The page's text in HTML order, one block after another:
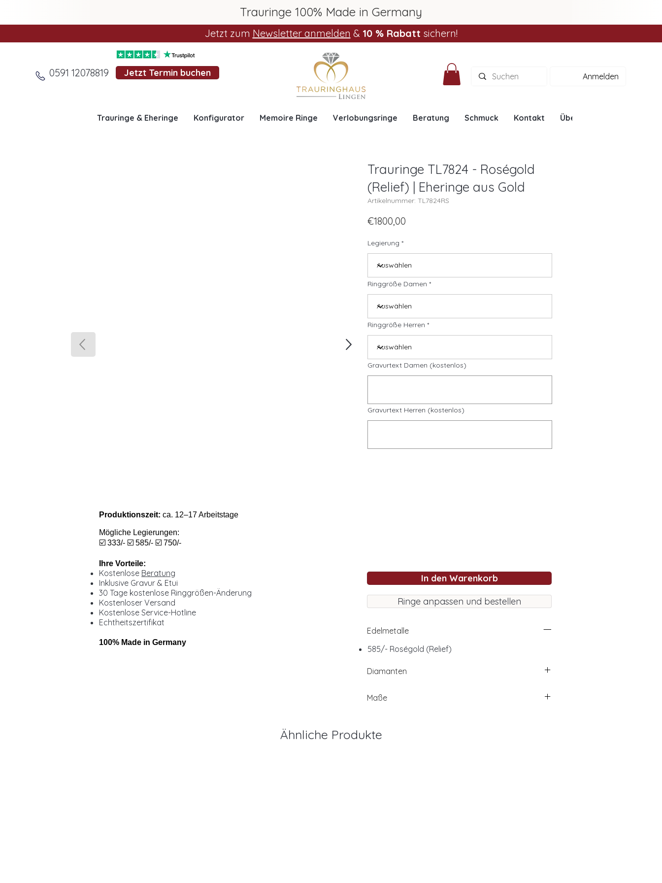
Trauringe 100% Made in Germany
Jetzt zum Newsletter anmelden & 10 % Rabatt sichern!
0591 12078819 Jetzt Termin buchen Anmelden
Trauringe & Eheringe Konfigurator Memoire Ringe Verlobungsringe Beratung Schmuck Kontakt Über uns
Produktionszeit: ca. 12–17 Arbeitstage
Mögliche Legierungen:
☑️ 333/- ☑️ 585/- ☑️ 750/-
Ihre Vorteile:
Kostenlose Beratung
Inklusive Gravur & Etui
30 Tage kostenlose Ringgrößen-Änderung
Kostenloser Versand
Kostenlose Service-Hotline
Echtheitszertifikat
100% Made in Germany
Trauringe TL7824 - Roségold
(Relief) | Eheringe aus Gold
Artikelnummer: TL7824RS
€1800,00
Legierung
Ringgröße Damen
Ringgröße Herren
Gravurtext Damen (kostenlos)
Gravurtext Herren (kostenlos)
In den Warenkorb
Ringe anpassen und bestellen
Edelmetalle
585/- Roségold (Relief)
Diamanten
Maße
Ähnliche Produkte